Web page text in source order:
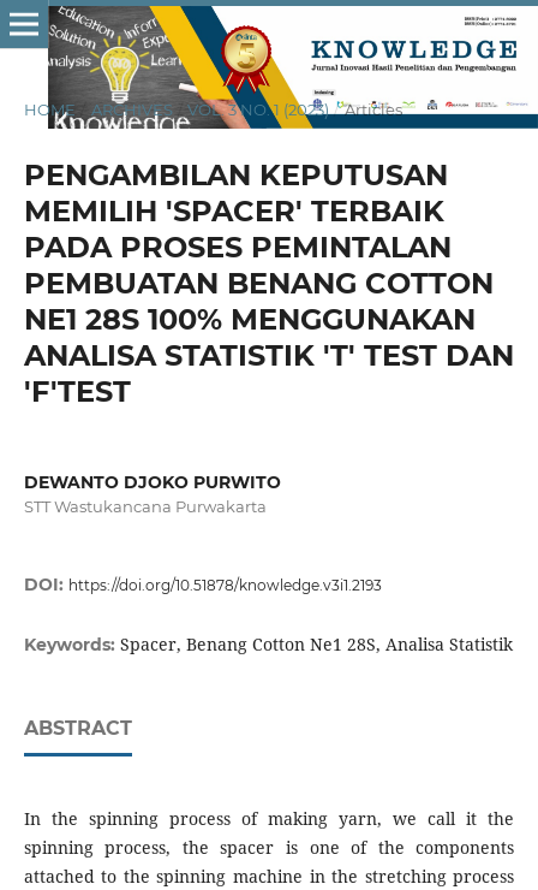
HOME ARCHIVES / VOL. 3 NO. 1 (2023) / Articles
PENGAMBILAN KEPUTUSAN
MEMILIH 'SPACER' TERBAIK
PADA PROSES PEMINTALAN
PEMBUATAN BENANG COTTON
NE1 28S 100% MENGGUNAKAN
ANALISA STATISTIK 'T' TEST DAN
'F'TEST
DEWANTO DJOKO PURWITO
STT Wastukancana Purwakarta
DOI: https://doi.org/10.51878/knowledge.v3i1.2193
Keywords: Spacer, Benang Cotton Ne1 28S, Analisa Statistik
ABSTRACT
In the spinning process of making yarn, we call it the
spinning process, the spacer is one of the components
attached to the spinning machine in the stretching process